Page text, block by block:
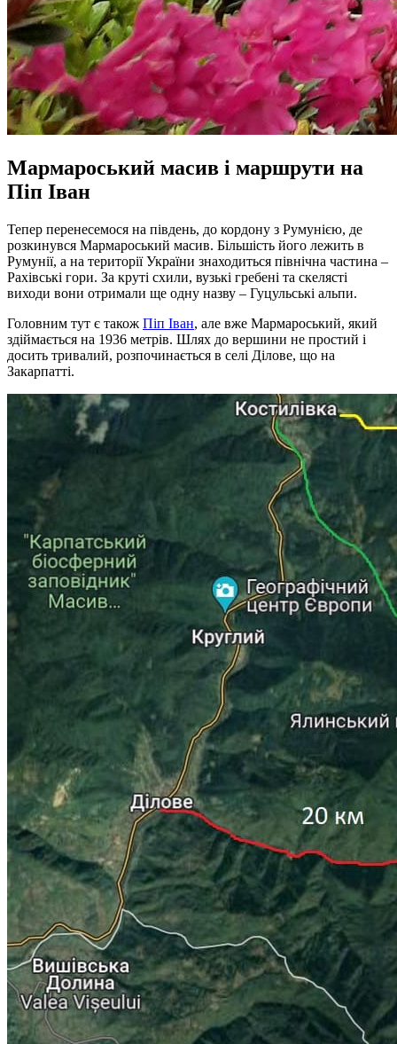
Мармароський масив і маршрути на
Піп Іван
Тепер перенесемося на південь, до кордону з Румунією, де
розкинувся Мармароський масив. Більшість його лежить в
Румунії, а на території України знаходиться північна частина –
Рахівські гори. За круті схили, вузькі гребені та скелясті
виходи вони отримали ще одну назву – Гуцульські альпи.
Головним тут є також Піп Іван, але вже Мармароський, який
здіймається на 1936 метрів. Шлях до вершини не простий і
досить тривалий, розпочинається в селі Ділове, що на
Закарпатті.